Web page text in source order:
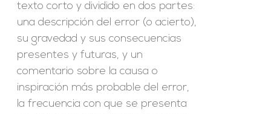
texto corto y dividido en dos partes:
una descripción del error (o acierto),
su gravedad y sus consecuencias
presentes y futuras, y un
comentario sobre la causa o
inspiración más probable del error,
la frecuencia con que se presenta